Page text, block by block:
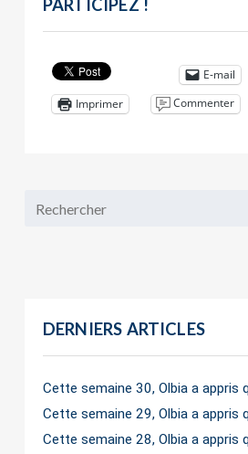
PARTICIPEZ !
E-mail
Imprimer
Commenter
DERNIERS ARTICLES
Cette semaine 30, Olbia a appris
Cette semaine 29, Olbia a appris
Cette semaine 28, Olbia a appris